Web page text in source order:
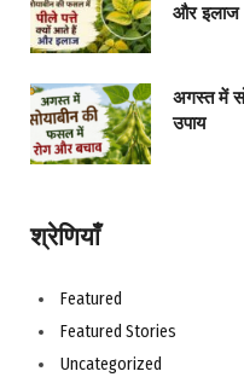
और इलाज
अगस्त में
उपाय
श्रेणियाँ
Featured
Featured Stories
Uncategorized